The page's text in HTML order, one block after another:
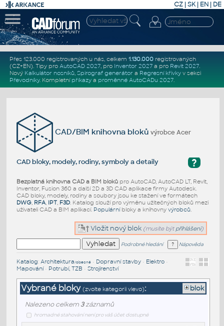
CZ | SK| EN | DE
Přes 123.000 registrovaných u nás, celkem 1.130.000registrovaných
(CZ+EN). Tipy pro AutoCAD 2027, pro Inventor 2027a pro Revit 2027.
Nový Kalkulátor nosníků, Spirograf generátor a Regresní křivkyv sekci
Převodníky. Kompletní příkazya proměnné AutoCADu 2027.
CAD/BIM knihovna blokůvýrobce Acer
?
CAD bloky, modely, rodiny, symboly a detaily
Bezplatná knihovna CAD a BIM blokůpro AutoCAD, AutoCAD LT, Revit,
Inventor, Fusion 360 a další 2D a 3D CAD aplikace firmy Autodesk.
CAD bloky, modely, rodiny a soubory jsou ke stažení ve formátech
DWG, RFA, IPT, F3D. Katalog slouží pro výměnu užitečných bloků mezi
uživateli CAD a BIM aplikací. Populárníbloky a knihovny výrobců.
Vložit nový blok (musíte být přihlášeni)
Podrobné hledání Nápověda
Katalog: Architektura/obecné• Dopravní stavby• Elektro•
Mapování• Potrubí, TZB • Strojírenství
Vybrané bloky (zvolte kategorii vlevo): blok
Nalezeno celkem 3záznamů
hromadné stahování není pro váš účet dostupné